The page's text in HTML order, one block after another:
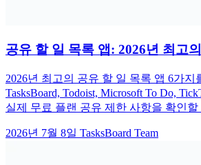
공유 할 일 목록 앱: 2026년 최고
2026년 최고의 공유 할 일 목록 앱 6가지
TasksBoard, Todoist, Microsoft To Do,
실제 무료 플랜 공유 제한 사항을 확인할
2026년 7월 8일 TasksBoard Team